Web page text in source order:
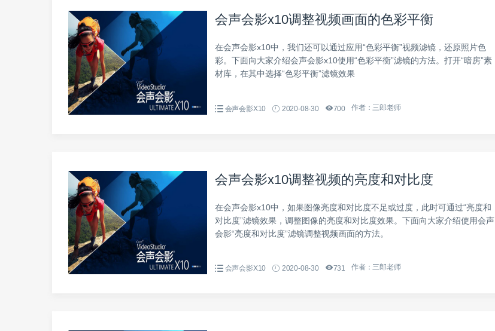
会声会影x10调整视频画面的色彩平衡
在会声会影x10中，我们还可以通过应用“色彩平衡”视频滤镜，还原照片色
彩。下面向大家介绍会声会影x10使用“色彩平衡”滤镜的方法。打开“暗房”素
材库，在其中选择“色彩平衡”滤镜效果
会声会影X10 2020-08-30 700 作者：三郎老师
会声会影x10调整视频的亮度和对比度
在会声会影x10中，如果图像亮度和对比度不足或过度，此时可通过“亮度和
对比度”滤镜效果，调整图像的亮度和对比度效果。下面向大家介绍使用会声
会影“亮度和对比度”滤镜调整视频画面的方法。
会声会影X10 2020-08-30 731 作者：三郎老师